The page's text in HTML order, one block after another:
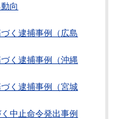
向
く逮捕事例（広島
く逮捕事例（沖縄
く逮捕事例（宮城
中止命令発出事例